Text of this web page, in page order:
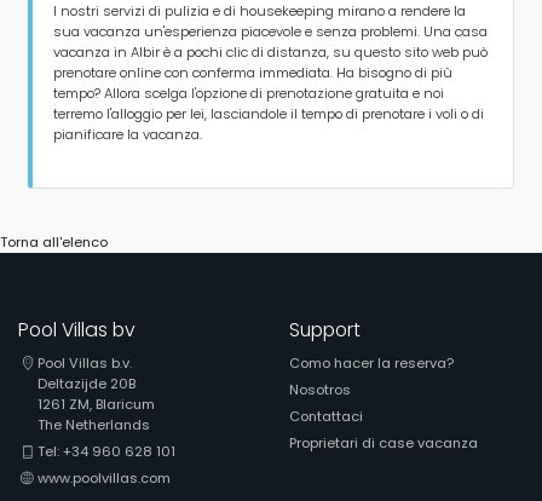
I nostri servizi di pulizia e di housekeeping mirano a rendere la
sua vacanza un'esperienza piacevole e senza problemi. Una casa
vacanza in Albir è a pochi clic di distanza, su questo sito web può
prenotare online con conferma immediata. Ha bisogno di più
tempo? Allora scelga l'opzione di prenotazione gratuita e noi
terremo l'alloggio per lei, lasciandole il tempo di prenotare i voli o di
pianificare la vacanza.
Torna all'elenco
Pool Villas bv
Pool Villas b.v.
Deltazijde 20B
1261 ZM, Blaricum
The Netherlands
Tel: +34 960 628 101
www.poolvillas.com
Support
Como hacer la reserva?
Nosotros
Contattaci
Proprietari di case vacanza